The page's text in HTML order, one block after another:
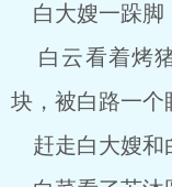
白大嫂一跺脚
白云看着烤
块，被白路一个
赶走白大嫂和